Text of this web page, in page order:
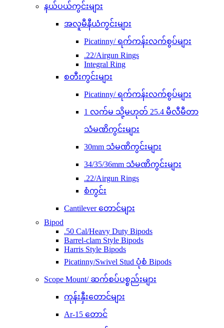
နယ်ပယ်ကွင်းများ
အလူမီနီယံကွင်းများ
Picatinny/ ရက်ကန်းလက်စွပ်များ
.22/Airgun Rings
Integral Ring
စတီးကွင်းများ
Picatinny/ ရက်ကန်းလက်စွပ်များ
1 လက်မ သို့မဟုတ် 25.4 မီလီမီတာ
သံမဏိကွင်းများ
30mm သံမဏိကွင်းများ
34/35/36mm သံမဏိကွင်းများ
.22/Airgun Rings
စံကွင်း
Cantilever တောင်များ
Bipod
.50 Cal/Heavy Duty Bipods
Barrel-clam Style Bipods
Harris Style Bipods
Picatinny/Swivel Stud ပုံစံ Bipods
Scope Mount/ ဆက်စပ်ပစ္စည်းများ
ကုန်းနှီးတောင်များ
Ar-15 တောင်